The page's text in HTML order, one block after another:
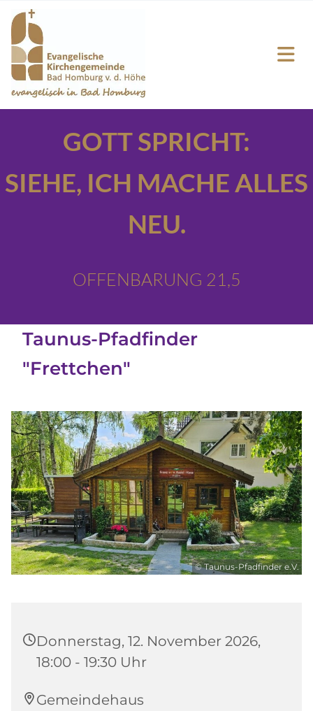
GOTT SPRICHT:
SIEHE, ICH MACHE ALLES
NEU.
OFFENBARUNG 21,5
Taunus-Pfadfinder
"Frettchen"
© Taunus-Pfadfinder e.V.
Donnerstag, 12. November 2026,
18:00 - 19:30 Uhr
Gemeindehaus